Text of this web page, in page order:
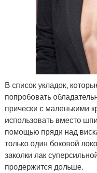
В список укладок,
попробовать
прически с маленькими
использовать вместо
помощью пряди над
только один боковой
заколки лак
продержится дольше.